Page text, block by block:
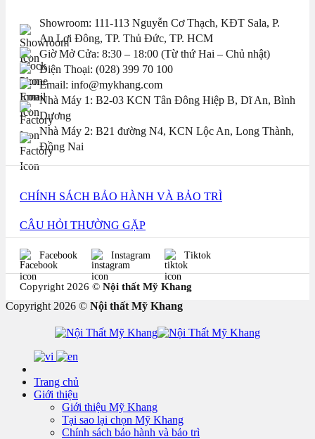
Showroom: 111-113 Nguyễn Cơ Thạch, KĐT Sala, P.
An Lợi Đông, TP. Thủ Đức, TP. HCM
Giờ Mở Cửa: 8:30 – 18:00 (Từ thứ Hai – Chủ nhật)
Điện Thoại: (028) 399 70 100
Email: info@mykhang.com
Nhà Máy 1: B2-03 KCN Tân Đông Hiệp B, Dĩ An, Bình
Dương
Nhà Máy 2: B21 đường N4, KCN Lộc An, Long Thành,
Đồng Nai
CHÍNH SÁCH BẢO HÀNH VÀ BẢO TRÌ
CÂU HỎI THƯỜNG GẶP
Facebook Instagram Tiktok
Copyright 2026 © Nội thất Mỹ Khang
Copyright 2026 © Nội thất Mỹ Khang
Trang chủ
Giới thiệu
Giới thiệu Mỹ Khang
Tại sao lại chọn Mỹ Khang
Chính sách bảo hành và bảo trì